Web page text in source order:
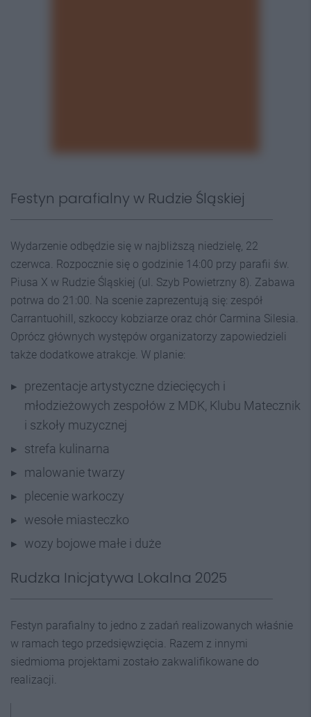
Festyn parafialny w Rudzie Śląskiej
Wydarzenie odbędzie się w najbliższą niedzielę, 22
czerwca. Rozpocznie się o godzinie 14:00 przy parafii św.
Piusa X w Rudzie Śląskiej (ul. Szyb Powietrzny 8). Zabawa
potrwa do 21:00. Na scenie zaprezentują się: zespół
Carrantuohill, szkoccy kobziarze oraz chór Carmina Silesia.
Oprócz głównych występów organizatorzy zapowiedzieli
także dodatkowe atrakcje. W planie:
prezentacje artystyczne dziecięcych i
młodzieżowych zespołów z MDK, Klubu Matecznik
i szkoły muzycznej
strefa kulinarna
malowanie twarzy
plecenie warkoczy
wesołe miasteczko
wozy bojowe małe i duże
Rudzka Inicjatywa Lokalna 2025
Festyn parafialny to jedno z zadań realizowanych właśnie
w ramach tego przedsięwzięcia. Razem z innymi
siedmioma projektami zostało zakwalifikowane do
realizacji.